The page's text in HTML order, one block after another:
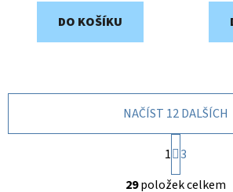
DO KOŠÍKU
O
NAČÍST 12 DALŠÍCH
S
t
r
á
1 3
29položek celkem